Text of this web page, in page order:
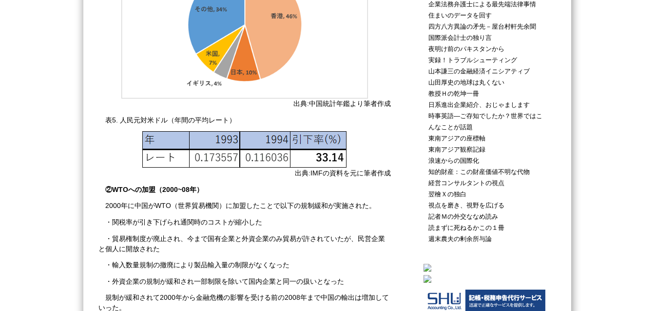
出典:中国統計年鑑より筆者作成
表5. 人民元対米ドル（年間の平均レート）
出典:IMFの資料を元に筆者作成
②WTOへの加盟（2000~08年）
2000年に中国がWTO（世界貿易機関）に加盟したことで以下の規制緩和が実施された。
・関税率が引き下げられ通関時のコストが縮小した
・貿易権制度が廃止され、今まで国有企業と外資企業のみ貿易が許されていたが、民営企業
と個人に開放された
・輸入数量規制の撤廃により製品輸入量の制限がなくなった
・外資企業の規制が緩和され一部制限を除いて国内企業と同一の扱いとなった
規制が緩和されて2000年から金融危機の影響を受ける前の2008年まで中国の輸出は増加して
いった。
企業法務弁護士による最先端法律事情
住まいのデータを回す
四方八方異論の矛先－屋台村軒先余聞
国際派会計士の独り言
夜明け前のパキスタンから
実録！トラブルシューティング
山本謙三の金融経済イニシアティブ
山田厚史の地球は丸くない
教授Ｈの乾坤一冊
日系進出企業紹介、おじゃまします
時事英語―ご存知でしたか？世界ではこ
んなことが話題
東南アジアの座標軸
東南アジア観察記録
浪速からの国際化
知的財産：この財産価値不明な代物
経営コンサルタントの視点
翌檜Ｘの独白
視点を磨き、視野を広げる
記者Ｍの外交ななめ読み
読まずに死ねるかこの１冊
週末農夫の剰余所与論